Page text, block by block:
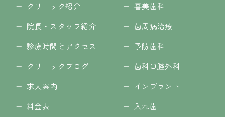
クリニック紹介
院長・スタッフ紹介
診療時間とアクセス
クリニックブログ
求人案内
料金表
審美歯科
歯周病治療
予防歯科
歯科口腔外科
インプラント
入れ歯